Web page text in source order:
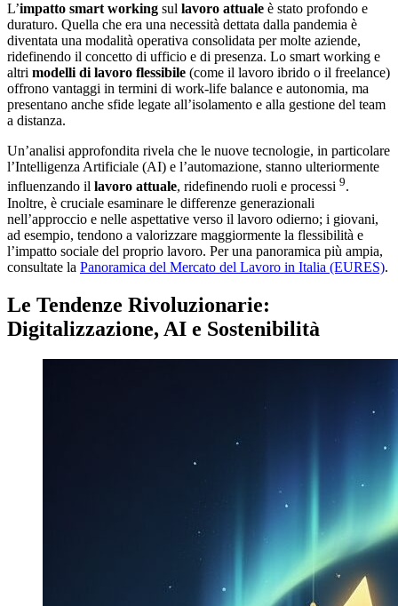
L’impatto smart working sul lavoro attuale è stato profondo e
duraturo. Quella che era una necessità dettata dalla pandemia è
diventata una modalità operativa consolidata per molte aziende,
ridefinendo il concetto di ufficio e di presenza. Lo smart working e
altri modelli di lavoro flessibile (come il lavoro ibrido o il freelance)
offrono vantaggi in termini di work-life balance e autonomia, ma
presentano anche sfide legate all’isolamento e alla gestione del team
a distanza.
Un’analisi approfondita rivela che le nuove tecnologie, in particolare
l’Intelligenza Artificiale (AI) e l’automazione, stanno ulteriormente
influenzando il lavoro attuale, ridefinendo ruoli e processi 9.
Inoltre, è cruciale esaminare le differenze generazionali
nell’approccio e nelle aspettative verso il lavoro odierno; i giovani,
ad esempio, tendono a valorizzare maggiormente la flessibilità e
l’impatto sociale del proprio lavoro. Per una panoramica più ampia,
consultate la Panoramica del Mercato del Lavoro in Italia (EURES).
Le Tendenze Rivoluzionarie:
Digitalizzazione, AI e Sostenibilità